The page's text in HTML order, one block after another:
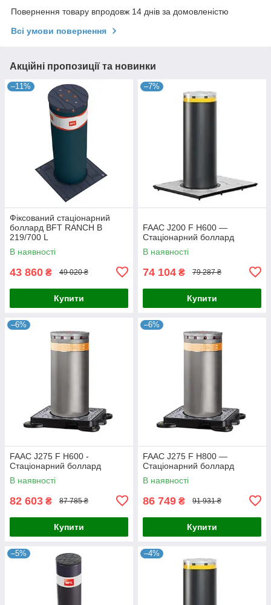
Повернення товару впродовж 14 днів за домовленістю
Всі умови повернення
Акційні пропозиції та новинки
–11%
Фіксований стаціонарний
боллард BFT RANCH B
219/700 L
В наявності
43 860 ₴ 49 020 ₴
Купити
–7%
FAAC J200 F H600 —
Стаціонарний боллард
В наявності
74 104 ₴ 79 287 ₴
Купити
–6%
FAAC J275 F H600 -
Стаціонарний боллард
В наявності
82 603 ₴ 87 785 ₴
Купити
–6%
FAAC J275 F H800 —
Стаціонарний боллард
В наявності
86 749 ₴ 91 931 ₴
Купити
–5% –4%